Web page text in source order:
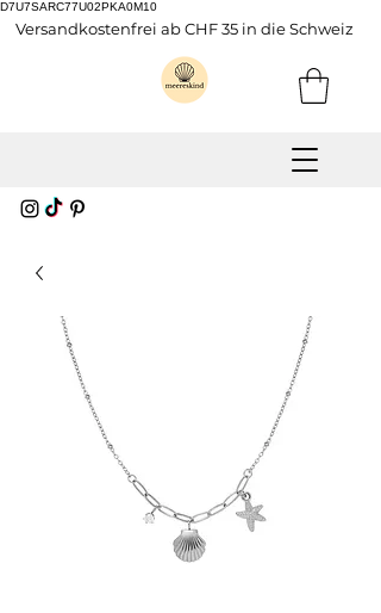
D7U7SARC77U02PKA0M10
Versandkostenfrei ab CHF 35 in die Schweiz